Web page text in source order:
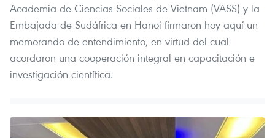
Academia de Ciencias Sociales de Vietnam (VASS) y la
Embajada de Sudáfrica en Hanoi firmaron hoy aquí un
memorando de entendimiento, en virtud del cual
acordaron una cooperación integral en capacitación e
investigación científica.